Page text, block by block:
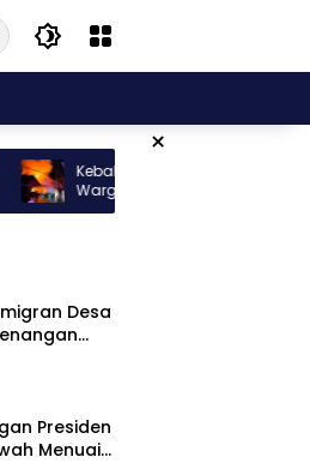
×
Kebakaran Hebat Melanda Rumah
Warga di Gang Nelayan Sungai
Desa
Kubu
Presiden
Menuai